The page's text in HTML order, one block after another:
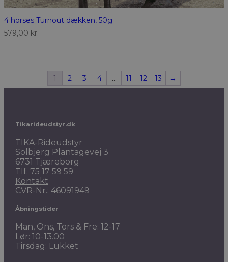
4 horses Turnout dækken, 50g
579,00 kr.
1 2 3 4 … 11 12 13 →
Tikarideudstyr.dk
TIKA-Rideudstyr
Solbjerg Plantagevej 3
6731 Tjæreborg
Tlf. 75 17 59 59
Kontakt
CVR-Nr.: 46091949
Åbningstider
Man, Ons, Tors & Fre: 12-17
Lør: 10-13.00
Tirsdag: Lukket